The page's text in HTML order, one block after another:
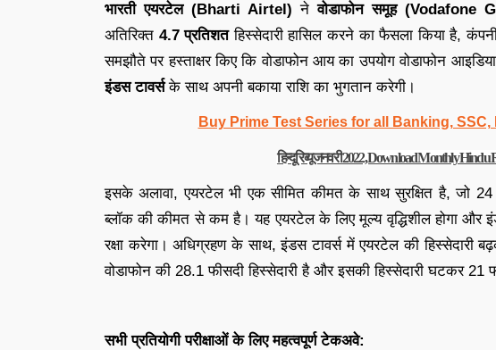
भारती एयरटेल (Bharti Airtel) नेवोडाफोन समूह (Vodafone
अतिरिक्त 4.7 प्रतिशतहिस्सेदारी हासिल करने का फैसला किया है,
समझौते पर हस्ताक्षर किए कि वोडाफोन आय का उपयोग वोडाफोन
इंडस टावर्सके साथ अपनी बकाया राशि का भुगतान करेगी।
Buy Prime Test Series for all Banking,
हिन्दू रिव्यू जनवरी 2022, Download Monthly
इसके अलावा, एयरटेल भी एक सीमित कीमत के साथ सुरक्षित है, जो 24
ब्लॉक की कीमत से कम है। यह एयरटेल के लिए मूल्य वृद्धिशील होगा और
रक्षा करेगा। अधिग्रहण के साथ, इंडस टावर्स में एयरटेल की हिस्सेदारी
वोडाफोन की 28.1 फीसदी हिस्सेदारी है और इसकी हिस्सेदारी घटकर 21
सभी प्रतियोगी परीक्षाओं के लिए महत्वपूर्ण टेकअवे: